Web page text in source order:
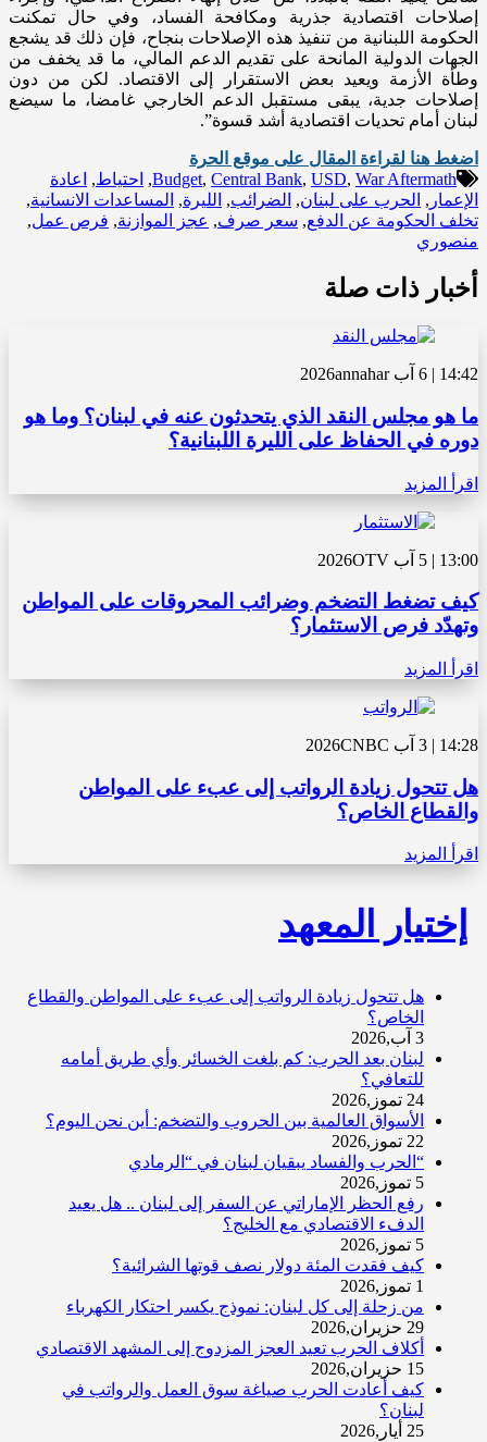
إصلاحات اقتصادية جذرية ومكافحة الفساد، وفي حال تمكنت
الحكومة اللبنانية من تنفيذ هذه الإصلاحات بنجاح، فإن ذلك قد يشجع
الجهات الدولية المانحة على تقديم الدعم المالي، ما قد يخفف من
وطأة الأزمة ويعيد بعض الاستقرار إلى الاقتصاد. لكن من دون
إصلاحات جدية، يبقى مستقبل الدعم الخارجي غامضا، ما سيضع
لبنان أمام تحديات اقتصادية أشد قسوة”.
اضغط هنا لقراءة المقال على موقع الحرة
Budget, Central Bank, USD, War Aftermath
, احتياط,
اعادة
الإعمار , الحرب على لبنان, الضرائب, الليرة, المساعدات الانسانية,
تخلف الحكومة عن الدفع, سعر صرف, عجز الموازنة, فرص عمل,
منصوري
أخبار ذات صلة
14:42 | 6 آب 2026 annahar
ما هو مجلس النقد الذي يتحدثون عنه في لبنان؟ وما هو
دوره في الحفاظ على الليرة اللبنانية؟
اقرأ المزيد
13:00 | 5 آب 2026 OTV
كيف تضغط التضخم وضرائب المحروقات على المواطن
وتهدّد فرص الاستثمار؟
اقرأ المزيد
14:28 | 3 آب 2026 CNBC
هل تتحول زيادة الرواتب إلى عبء على المواطن
والقطاع الخاص؟
اقرأ المزيد
إختيار المعهد
هل تتحول زيادة الرواتب إلى عبء على المواطن والقطاع
الخاص؟
3 آب,2026
لبنان بعد الحرب: كم بلغت الخسائر وأي طريق أمامه
للتعافي؟
24 تموز,2026
الأسواق العالمية بين الحروب والتضخم: أين نحن اليوم؟
22 تموز,2026
“الحرب والفساد يبقيان لبنان في “الرمادي
5 تموز,2026
رفع الحظر الإماراتي عن السفر إلى لبنان .. هل يعيد
الدفء الاقتصادي مع الخليج؟
5 تموز,2026
كيف فقدت المئة دولار نصف قوتها الشرائية؟
1 تموز,2026
من زحلة إلى كل لبنان: نموذج يكسر احتكار الكهرباء
29 حزيران,2026
أكلاف الحرب تعيد العجز المزدوج إلى المشهد الاقتصادي
15 حزيران,2026
كيف أعادت الحرب صياغة سوق العمل والرواتب في
لبنان؟
25 أيار,2026